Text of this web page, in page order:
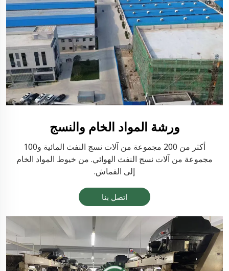
ورشة المواد الخام والنسج
أكثر من 200 مجموعة من آلات نسج النفث المائية و100
مجموعة من آلات نسج النفث الهوائي. من خيوط المواد الخام
إلى القماش.
اتصل بنا